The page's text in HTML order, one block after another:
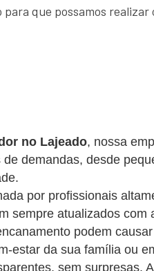
que possamos
no Lajeado, nossa
demandas, desde
por profissionais
sempre atualizados
podem
estar da sua família ou
sem surpresas.